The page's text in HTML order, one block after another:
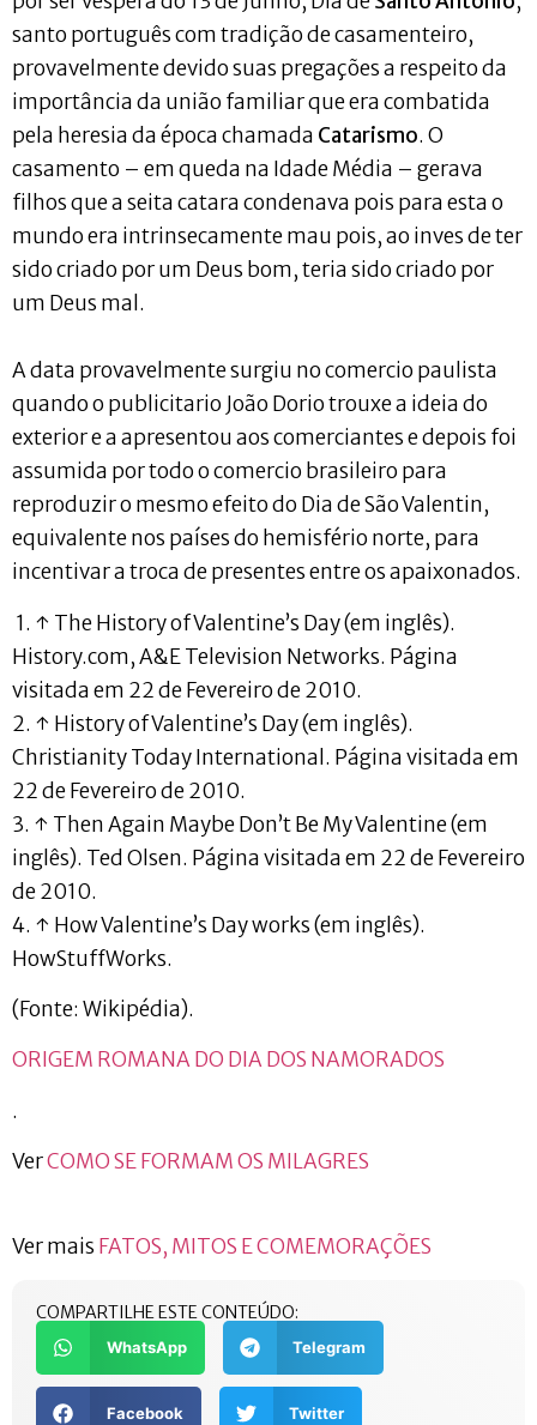
santo português com tradição de casamenteiro,
provavelmente devido suas pregações a respeito da
importância da união familiar que era combatida
pela heresia da época chamada Catarismo. O
casamento – em queda na Idade Média – gerava
filhos que a seita catara condenava pois para esta o
mundo era intrinsecamente mau pois, ao inves de ter
sido criado por um Deus bom, teria sido criado por
um Deus mal.
A data provavelmente surgiu no comercio paulista
quando o publicitario João Dorio trouxe a ideia do
exterior e a apresentou aos comerciantes e depois foi
assumida por todo o comercio brasileiro para
reproduzir o mesmo efeito do Dia de São Valentin,
equivalente nos países do hemisfério norte, para
incentivar a troca de presentes entre os apaixonados.
1. ↑ The History of Valentine’s Day (em inglês).
History.com, A&E Television Networks. Página
visitada em 22 de Fevereiro de 2010.
2. ↑ History of Valentine’s Day (em inglês).
Christianity Today International. Página visitada em
22 de Fevereiro de 2010.
3. ↑ Then Again Maybe Don’t Be My Valentine (em
inglês). Ted Olsen. Página visitada em 22 de Fevereiro
de 2010.
4. ↑ How Valentine’s Day works (em inglês).
HowStuffWorks.
(Fonte: Wikipédia).
ORIGEM ROMANA DO DIA DOS NAMORADOS
.
VerCOMO SE FORMAM OS MILAGRES
Ver mais FATOS, MITOS E COMEMORAÇÕES
COMPARTILHE ESTE CONTEÚDO:
WhatsApp Telegram
Facebook Twitter